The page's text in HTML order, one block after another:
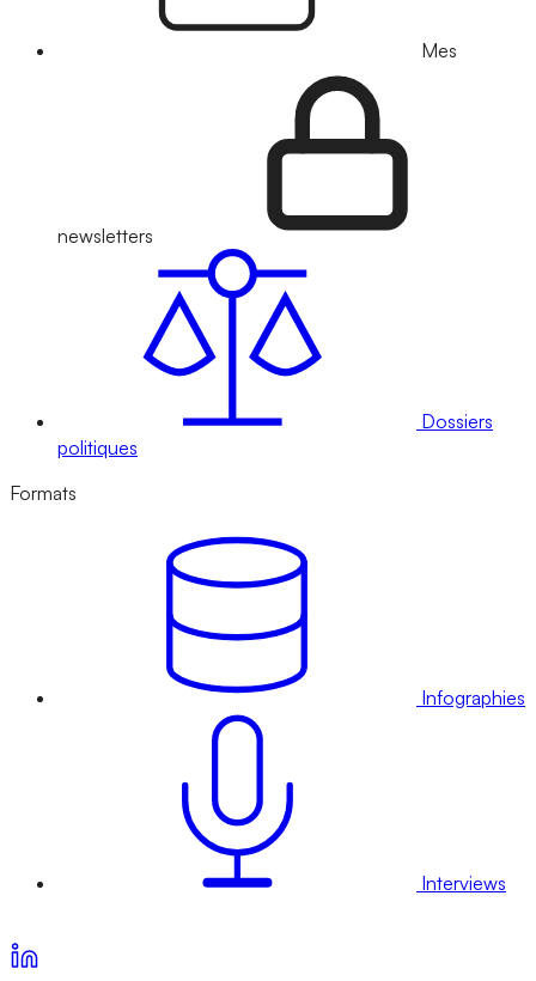
Mes
newsletters
Dossiers
politiques
Formats
Infographies
Interviews